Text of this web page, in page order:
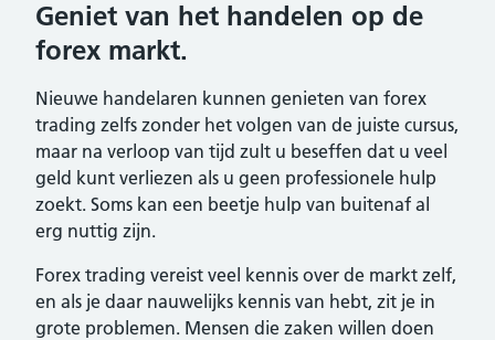
Geniet van het handelen op de
forex markt.
Nieuwe handelaren kunnen genieten van forex
trading zelfs zonder het volgen van de juiste cursus,
maar na verloop van tijd zult u beseffen dat u veel
geld kunt verliezen als u geen professionele hulp
zoekt. Soms kan een beetje hulp van buitenaf al
erg nuttig zijn.
Forex trading vereist veel kennis over de markt zelf,
en als je daar nauwelijks kennis van hebt, zit je in
grote problemen. Mensen die zaken willen doen